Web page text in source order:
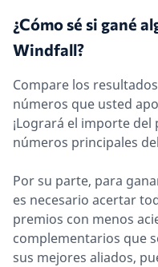
¿Cómo sé si gané
Windfall?
Compare los
números que usted
¡Logrará el importe
números principales
Por su parte, para
es necesario acertar
premios con menos
complementarios que
sus mejores aliados,